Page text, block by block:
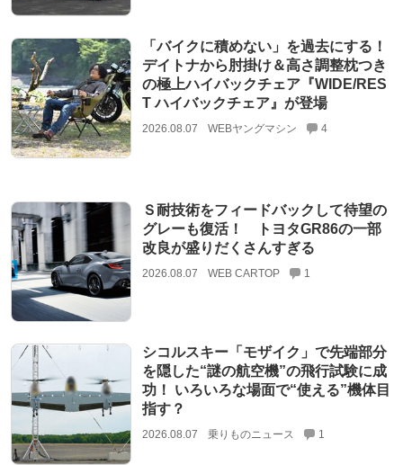
「バイクに積めない」を過去にする！
デイトナから肘掛け＆高さ調整枕つき
の極上ハイバックチェア『WIDE/RES
T ハイバックチェア』が登場
2026.08.07 WEBヤングマシン 4
Ｓ耐技術をフィードバックして待望の
グレーも復活！ トヨタGR86の一部
改良が盛りだくさんすぎる
2026.08.07 WEB CARTOP 1
シコルスキー「モザイク」で先端部分
を隠した“謎の航空機”の飛行試験に成
功！ いろいろな場面で“使える”機体目
指す？
2026.08.07 乗りものニュース 1